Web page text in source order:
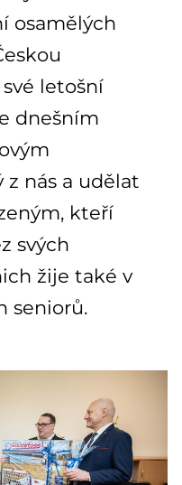
osamělých
letošní
dnešním
nás a udělat
kteří
svých
žije také v
seniorů.